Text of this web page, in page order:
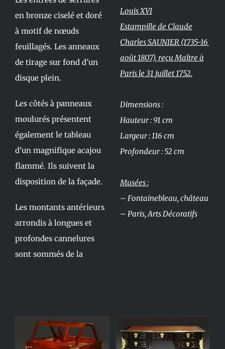
en bronze ciselé et doré
à motif de nœuds
feuillagés. Les anneaux
de tirage sur fond d’un
disque plein.
Les côtés à panneaux
moulurés présentent
également le tableau
d’un magnifique acajou
flammé. Ils suivent la
disposition de la façade.
Les montants antérieurs
arrondis à longues et
profondes cannelures
sont sommés de la
Louis XVI
Estampille de Claude
Charles SAUNIER (1735-16
août 1807), reçu Maître à
Paris le 31 juillet 1752.
Dimensions :
Hauteur : 91 cm
Largeur : 116 cm
Profondeur : 52 cm
Musées :
– Fontainebleau, château
– Paris, Arts Décoratifs